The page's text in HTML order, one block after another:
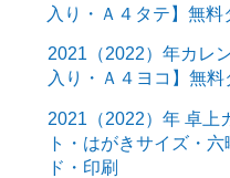
入り・Ａ４タテ】無
2021（2022）年カレ
入り・Ａ４ヨコ】無
2021（2022）年 卓上
ト・はがきサイズ・
ド・印刷